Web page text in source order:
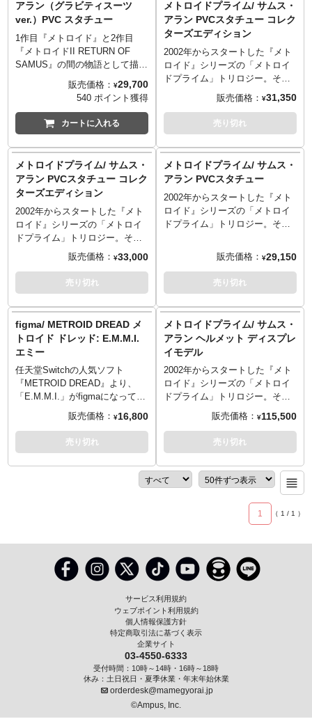
リ、忠実に再現。台座には『メ
トロイド』シリーズやサムス・
アランを象徴するマークとして
知られる「スクリューアタッ
ク」がデザインされています。
リ、忠実に再現。台座には『メ
トロイド』シリーズやサムス・
アランを象徴するマークとして
知られる「スクリューアタッ
ク」がデザインされています。
さらにこちらのコレクターズエ
されたLEDによりヘルメット、
アームキャノン、ストライプな
どが発光しよりサムスらしさを
ケーブルは別売りとなりま
す。）
アラン（グラビティスーツ
ver.）PVC スタチュー
1作目『メトロイド』と2作目
『メトロイドII RETURN OF
SAMUS』の間の物語として描か
ライム』より耐久性能が大幅に
強化された機能強化型パワード
スーツ「グラビティスーツ」を
装着した主人公サムス・アラン
です。グラビティスーツを象徴
するカラーリングにもコダワ
リ、忠実に再現。台座には『メ
トロイド』シリーズやサムス・
アランを象徴するマークとして
知られる「スクリューアタッ
ク」がデザインされています。
販売価格： ¥29,700
540 ポイント獲得
カートに入れる
メトロイドプライム/ サムス・
アラン PVCスタチュー コレク
ターズエディション
2002年からスタートした『メト
ロイド』シリーズの「メトロイ
ドプライム」トリロジー。その
第一作目となる『メトロイドプ
ライム』から、バリアスーツ装
着のサムス・アランがPVCスタ
チューで立体化となりました！
を忠実に立体化した今回のバリ
アスーツ、全高約28センチのシ
ルエットは「美しい」の一言。
グラデーションを利かせたメタ
リック塗装も丁寧で、アーマー
が放つ独特の質感も再現してい
やサムス・アランを象徴するマ
ークとして知られる「スクリュ
ーアタック」を、大胆にも台座
デザインにセレクト！こちらの
さらに豪華に！サムス・アラン
の左手パーツが追加付属。さら
に、スーツに搭載されたLEDに
よりヘルメット、アームキャノ
ン、ストライプなどが発光。差
し替えやライトアップで、さら
に映えるディスプレイが楽しめ
販売価格： ¥31,350
売り切れ
メトロイドプライム/ サムス・
アラン PVCスタチュー コレク
ターズエディション
2002年からスタートした『メト
ロイド』シリーズの「メトロイ
ドプライム」トリロジー。その
第一作目となる『メトロイドプ
ライム』から、バリアスーツ装
着のサムス・アランがPVCスタ
チューで立体化となりました！
アスーツ、全高約28センチのシ
ルエットは「美しい」の一言。
グラデーションを利かせたメタ
リック塗装も丁寧で、アーマー
が放つ独特の質感も再現してい
ます。『メトロイド』シリーズ
やサムス・アランを象徴するマ
ークとして知られる「スクリュ
ーアタック」を、大胆にも台座
デザインにセレクト！こちらの
さらに豪華に！サムス・アラン
の左手パーツが追加付属。さら
し替えやライトアップで、さら
に映えるディスプレイが楽しめ
販売価格： ¥33,000
売り切れ
メトロイドプライム/ サムス・
アラン PVCスタチュー
2002年からスタートした『メト
ロイド』シリーズの「メトロイ
ドプライム」トリロジー。その
ライム』から、バリアスーツ装
着のサムス・アランがPVCスタ
チューで立体化となりました！
その洗練されたスーツデザイン
アスーツ、全高約28センチのシ
ルエットは「美しい」の一言。
グラデーションを利かせたメタ
リック塗装も丁寧で、アーマー
が放つ独特の質感も再現してい
ます。『メトロイド』シリーズ
やサムス・アランを象徴するマ
ーアタック」を、大胆にも台座
デザインにセレクト！
販売価格： ¥29,150
売り切れ
figma/ METROID DREAD メ
トロイド ドレッド: E.M.M.I.
エミー
任天堂Switchの人気ソフト
『METROID DREAD』より、
「E.M.M.I.」がfigmaになって登
場！要所に軟質素材を採用。手
足の伸縮ギミックを再現。オプ
ションパーツには「頭部プロテ
クター」「採取装置」「専用大
販売価格： ¥16,800
売り切れ
メトロイドプライム/ サムス・
アラン ヘルメット ディスプレ
イモデル
2002年からスタートした『メト
ロイド』シリーズの「メトロイ
ドプライム」トリロジー。その
第一作目となる『メトロイドプ
ライム』にて、サムス・アラン
が装着していたバリアスーツの
ヘルメット部を、ファースト4フ
化しました。等身大に近い、大
型サイズのヘルメットは、シン
プルながらもゲームのそれを思
わせるほどにリアル。なめらか
タリック塗装に！台座はセーブ
ステーションをイメージしたデ
ザインを採用し、その世界観も
演出しています。
Product Size
Height – 19inches (49cm)
Width – 13inches (33cm)
Depth – 14inches (36cm)
Weight – 9.6 kg
Carton Size - 48cm (L) x 44cm
(W) x 67cm (H) Weight 15 kg
販売価格： ¥115,500
売り切れ
1 （ 1 / 1 ）
サービス利用規約
ウェブポイント利用規約
個人情報保護方針
特定商取引法に基づく表示
企業サイト
03-4550-6333
受付時間：10時～14時・16時～18時
休み：土日祝日・夏季休業・年末年始休業
orderdesk@mamegyorai.jp
©Ampus, Inc.